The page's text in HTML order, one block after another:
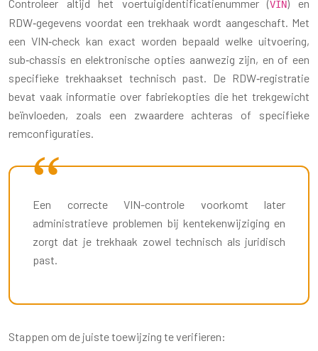
Controleer altijd het voertuigidentificatienummer (VIN) en
RDW‑gegevens voordat een trekhaak wordt aangeschaft. Met
een VIN‑check kan exact worden bepaald welke uitvoering,
sub‑chassis en elektronische opties aanwezig zijn, en of een
specifieke trekhaakset technisch past. De RDW‑registratie
bevat vaak informatie over fabriekopties die het trekgewicht
beïnvloeden, zoals een zwaardere achteras of specifieke
remconfiguraties.
Een correcte VIN-controle voorkomt later
administratieve problemen bij kentekenwijziging en
zorgt dat je trekhaak zowel technisch als juridisch
past.
Stappen om de juiste toewijzing te verifieren: